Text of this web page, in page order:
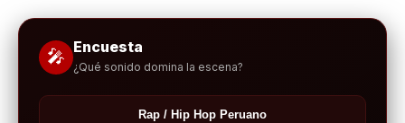
🎤 Encuesta
¿Qué sonido domina la escena?
Rap / Hip Hop Peruano